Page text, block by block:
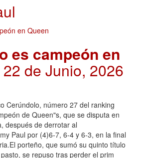
es campeón en
22 de Junio, 2026
Cerúndolo, número 27 del ranking
de Queen"s, que se disputa en
después de derrotar al
Paul por (4)6-7, 6-4 y 6-3, en la final
porteño, que sumó su quinto título
se repuso tras perder el prim